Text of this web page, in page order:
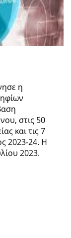
η
στις 50
και τις 7
2023-24. Η
2023.